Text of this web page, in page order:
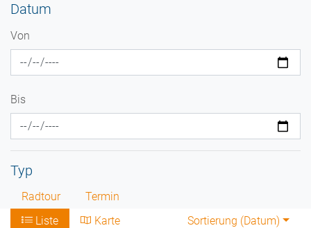
Datum
Von
Bis
Typ
Radtour
Termin
Liste
Karte Sortierung (Datum)